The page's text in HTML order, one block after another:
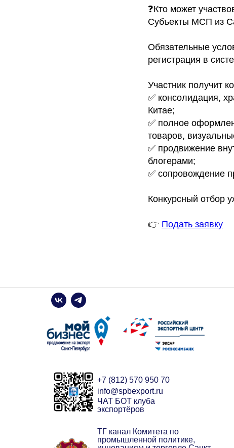
❓Кто может
Субъекты МСП из
Обязательные
регистрация в
Участник получит
✅ консолидация,
Китае;
✅ полное
товаров,
✅ продвижение
блогерами;
✅ сопровождение
Конкурсный отбор
👉 Подать заявку
+7 (812) 570 950 70
info@spbexport.ru
ЧАТ БОТ клуба
экспортёров
ТГ канал Комитета по
промышленной политике,